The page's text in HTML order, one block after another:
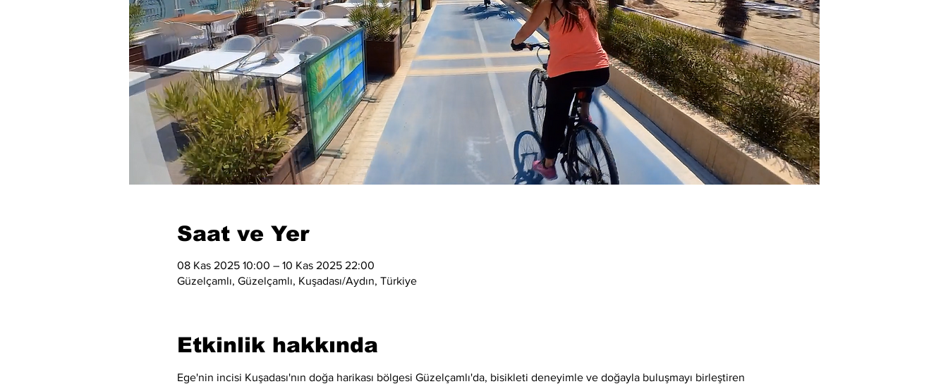
Saat ve Yer
08 Kas 2025 10:00 – 10 Kas 2025 22:00
Güzelçamlı, Güzelçamlı, Kuşadası/Aydın, Türkiye
Etkinlik hakkında
Ege'nin incisi Kuşadası'nın doğa harikası bölgesi Güzelçamlı'da, bisikleti deneyimle ve doğayla buluşmayı birleştiren